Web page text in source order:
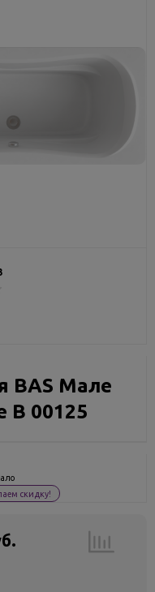
BAS Мале
В 00125
скидку!